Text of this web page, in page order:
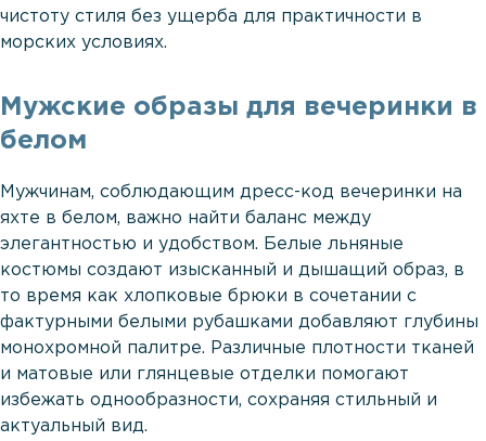
чистоту стиля без ущерба для практичности в
морских условиях.
Мужские образы для вечеринки в
белом
Мужчинам, соблюдающим дресс-код вечеринки на
яхте в белом, важно найти баланс между
элегантностью и удобством. Белые льняные
костюмы создают изысканный и дышащий образ, в
то время как хлопковые брюки в сочетании с
фактурными белыми рубашками добавляют глубины
монохромной палитре. Различные плотности тканей
и матовые или глянцевые отделки помогают
избежать однообразности, сохраняя стильный и
актуальный вид.